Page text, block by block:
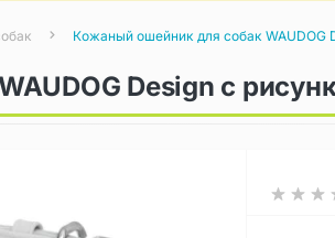
Кожаный ошейник для собак WAUDOG
Design с